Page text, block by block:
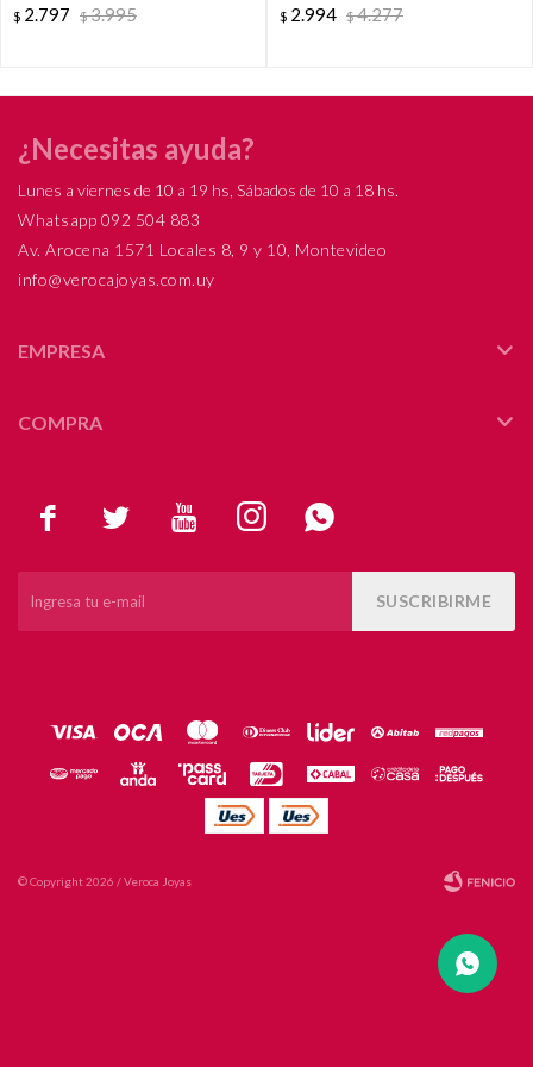
18Ktes. Modelo, ESPIGA.
$ 2.797 $3.995
Santo.
$ 2.994 $4.277
    
SUSCRIBIRME
¿Necesitas ayuda?
Lunes a viernes de 10 a 19 hs, Sábados de 10 a 18 hs.
Whatsapp 092 504 883
Av. Arocena 1571 Locales 8, 9 y 10, Montevideo
info@verocajoyas.com.uy
EMPRESA
COMPRA
© Copyright 2026 / Veroca Joyas